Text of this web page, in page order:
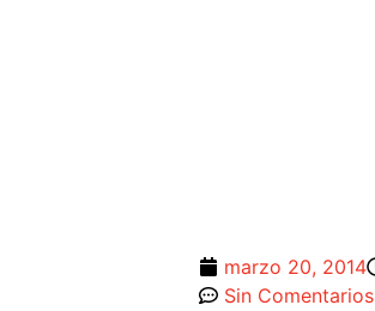
marzo 20, 2014
Sin Comentarios